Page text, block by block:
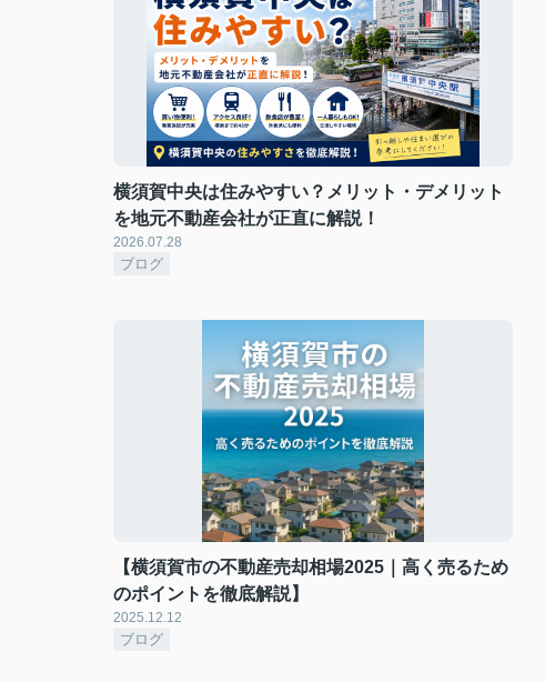
横須賀中央は住みやすい？メリット・デメリット
を地元不動産会社が正直に解説！
2026.07.28
ブログ
【横須賀市の不動産売却相場2025｜高く売るため
のポイントを徹底解説】
2025.12.12
ブログ